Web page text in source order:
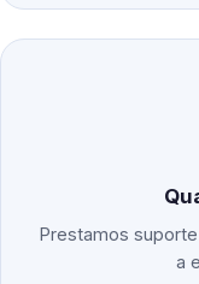
Prestamos
a